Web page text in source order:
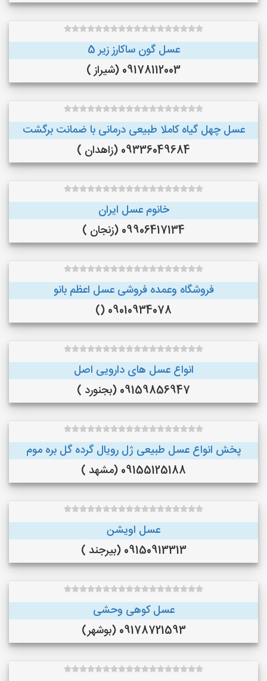
عسل گون ساکارز زیر 5
09178112003 (شیراز )
عسل چهل گیاه کاملا طبیعی درمانی با ضمانت برگشت
09336049684 (زاهدان )
خانوم عسل ایران
09906417134 (زنجان )
فروشگاه وعمده فروشی عسل اعظم بانو
09010934078 ()
انواع عسل های دارویی اصل
09159856947 (بجنورد )
پخش انواع عسل طبیعی ژل رویال گرده گل بره موم
09155125188 (مشهد )
عسل اویشن
09150913313 (بیرجند )
عسل کوهی وحشی
09178721593 (بوشهر)